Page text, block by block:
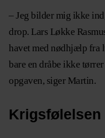
– Jeg bilder mig ikke
drop. Lars Løkke
havet med nødhjælp fra
bare en dråbe ikke
opgaven, siger Martin.
Krigsfølelsen